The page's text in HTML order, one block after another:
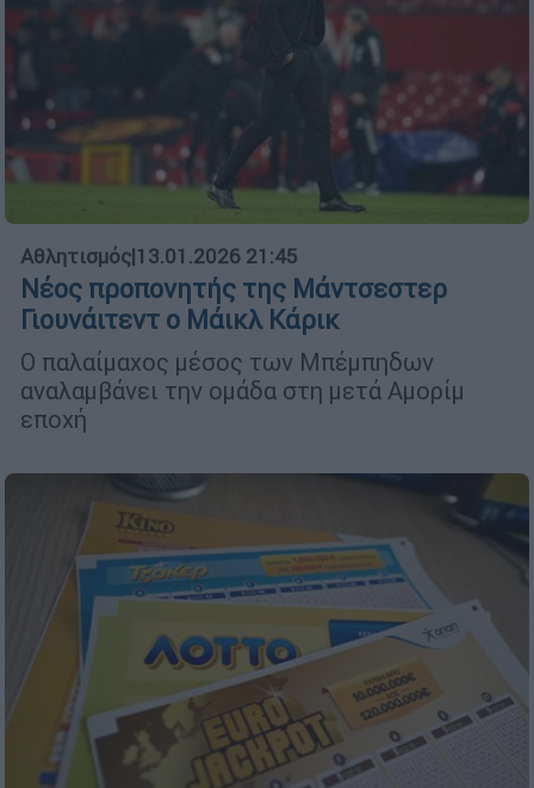
Αθλητισμός|13.01.2026 21:45
Νέος προπονητής της Μάντσεστερ
Γιουνάιτεντ ο Μάικλ Κάρικ
Ο παλαίμαχος μέσος των Μπέμπηδων
αναλαμβάνει την ομάδα στη μετά Αμορίμ
εποχή